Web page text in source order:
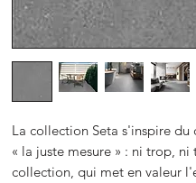
La collection Seta s'inspire
« la juste mesure » : ni trop,
collection, qui met en valeur